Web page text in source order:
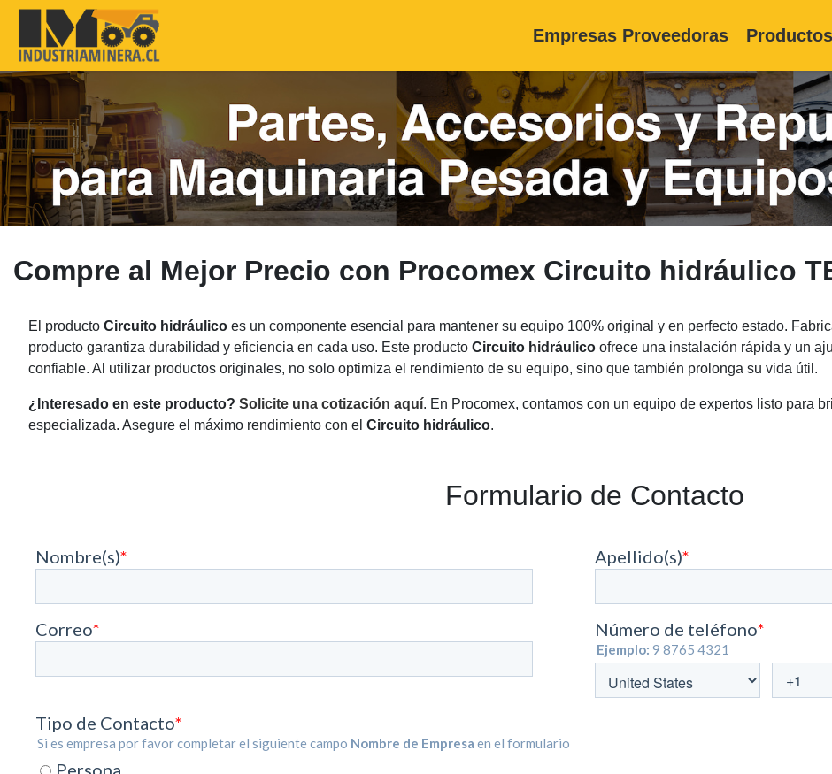
Empresas Proveedoras
Compre al Mejor Precio con Procomex Circuito hidráulico
El producto Circuito hidráulico es un componente esencial para mantener su equipo 100% original y en perfecto estado.
producto garantiza durabilidad y eficiencia en cada uso. Este producto Circuito hidráulico ofrece una instalación rápida y un
confiable. Al utilizar productos originales, no solo optimiza el rendimiento de su equipo, sino que también prolonga su vida útil.
¿Interesado en este producto? Solicite una cotización aquí. En Procomex, contamos con un equipo de expertos listo para
especializada. Asegure el máximo rendimiento con el Circuito hidráulico.
Formulario de Contacto